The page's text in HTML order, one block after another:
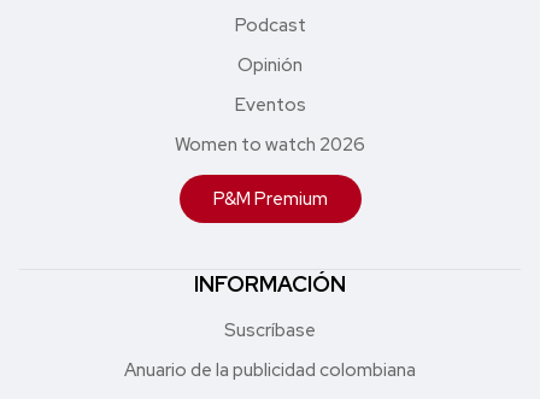
Podcast
Opinión
Eventos
Women to watch 2026
P&M Premium
INFORMACIÓN
Suscríbase
Anuario de la publicidad colombiana